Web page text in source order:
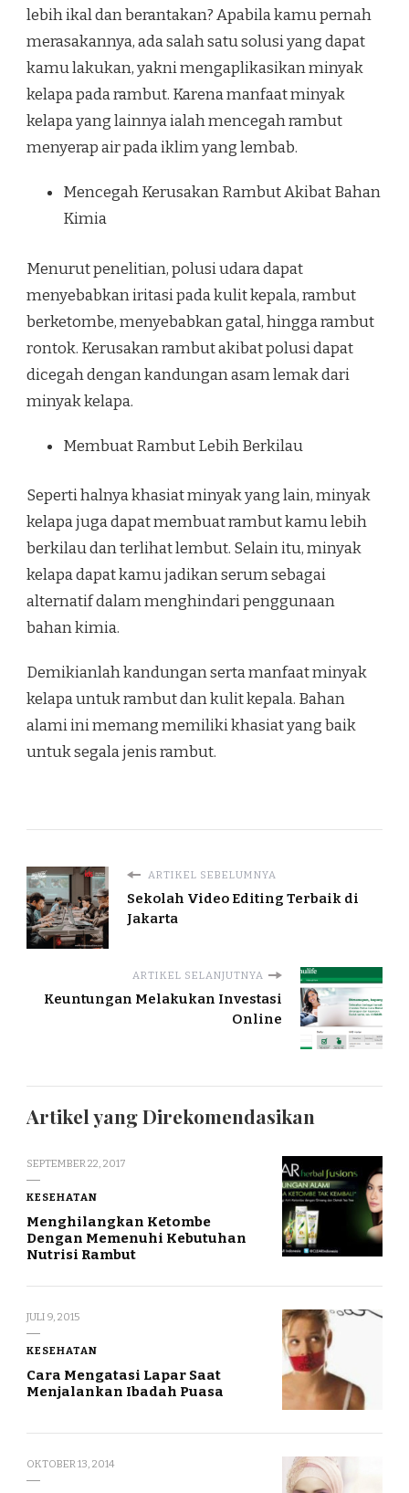
lebih ikal dan berantakan? Apabila kamu pernah
merasakannya, ada salah satu solusi yang dapat
kamu lakukan, yakni mengaplikasikan minyak
kelapa pada rambut. Karena manfaat minyak
kelapa yang lainnya ialah mencegah rambut
menyerap air pada iklim yang lembab.
Mencegah Kerusakan Rambut Akibat Bahan
Kimia
Menurut penelitian, polusi udara dapat
menyebabkan iritasi pada kulit kepala, rambut
berketombe, menyebabkan gatal, hingga rambut
rontok. Kerusakan rambut akibat polusi dapat
dicegah dengan kandungan asam lemak dari
minyak kelapa.
Membuat Rambut Lebih Berkilau
Seperti halnya khasiat minyak yang lain, minyak
kelapa juga dapat membuat rambut kamu lebih
berkilau dan terlihat lembut. Selain itu, minyak
kelapa dapat kamu jadikan serum sebagai
alternatif dalam menghindari penggunaan
bahan kimia.
Demikianlah kandungan serta manfaat minyak
kelapa untuk rambut dan kulit kepala. Bahan
alami ini memang memiliki khasiat yang baik
untuk segala jenis rambut.
ARTIKEL SEBELUMNYA
Sekolah Video Editing Terbaik di
Jakarta
ARTIKEL SELANJUTNYA
Keuntungan Melakukan Investasi
Online
Artikel yang Direkomendasikan
SEPTEMBER 22, 2017
KESEHATAN
Menghilangkan Ketombe
Dengan Memenuhi Kebutuhan
Nutrisi Rambut
JULI 9, 2015
KESEHATAN
Cara Mengatasi Lapar Saat
Menjalankan Ibadah Puasa
OKTOBER 13, 2014